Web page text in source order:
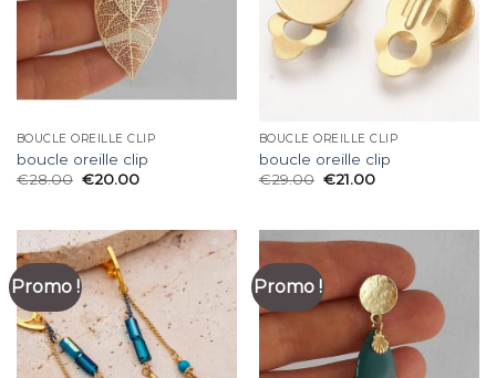
BOUCLE OREILLE CLIP
boucle oreille clip
€28.00 €20.00
BOUCLE OREILLE CLIP
boucle oreille clip
€29.00 €21.00
Promo ! Promo !